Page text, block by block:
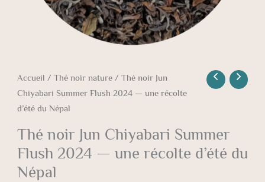
Accueil / Thé noir nature/ Thé noir Jun
Chiyabari Summer Flush 2024 — une récolte
d’été du Népal
Thé noir Jun Chiyabari Summer
Flush 2024 — une récolte d’été du
Népal